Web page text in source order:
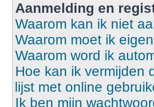
Aanmelding en
Waarom kan ik niet
Waarom moet ik
Waarom word ik
Hoe kan ik vermijden
lijst met online
Ik ben mijn